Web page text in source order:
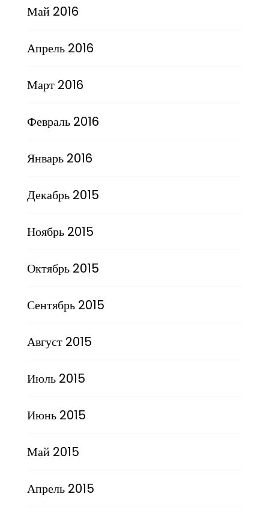
Май 2016
Апрель 2016
Март 2016
Февраль 2016
Январь 2016
Декабрь 2015
Ноябрь 2015
Октябрь 2015
Сентябрь 2015
Август 2015
Июль 2015
Июнь 2015
Май 2015
Апрель 2015